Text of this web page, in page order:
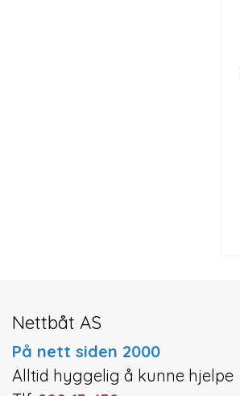
Nettbåt AS
På nett siden 2000
Alltid hyggelig å kunne hjelpe